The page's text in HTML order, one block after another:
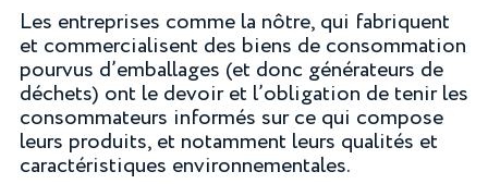
Les entreprises comme la nôtre, qui fabriquent
et commercialisent des biens de consommation
pourvus d’emballages (et donc générateurs de
déchets) ont le devoir et l’obligation de tenir les
consommateurs informés sur ce qui compose
leurs produits, et notamment leurs qualités et
caractéristiques environnementales.